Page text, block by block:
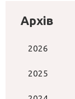
Архів
2026
2025